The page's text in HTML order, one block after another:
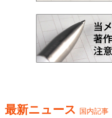
最新ニュース 国内記事